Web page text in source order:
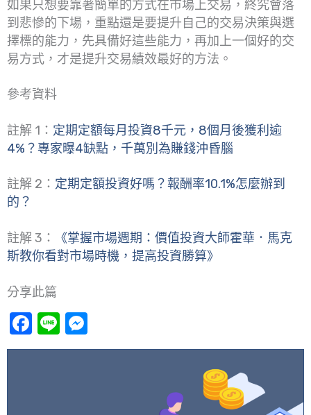
如果只想要靠著簡單的方式在市場上交易，終究會落
到悲慘的下場，重點還是要提升自己的交易決策與選
擇標的能力，先具備好這些能力，再加上一個好的交
易方式，才是提升交易績效最好的方法。
參考資料
註解 1： 定期定額每月投資8千元，8個月後獲利逾
4%？專家曝4缺點，千萬別為賺錢沖昏腦
註解 2： 定期定額投資好嗎？報酬率10.1%怎麼辦到
的？
註解 3：
《掌握市場週期：價值投資大師霍華．馬克
斯教你看對市場時機，提高投資勝算》
分享此篇
Facebook
Line